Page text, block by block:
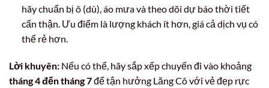
hãy chuẩn bị ô (dù), áo mưa và theo dõi dự báo thời tiết
cẩn thận. Ưu điểm là lượng khách ít hơn, giá cả dịch vụ có
thể rẻ hơn.
Lời khuyên: Nếu có thể, hãy sắp xếp chuyến đi vào khoảng
tháng 4 đến tháng 7để tận hưởng Lăng Cô với vẻ đẹp rực